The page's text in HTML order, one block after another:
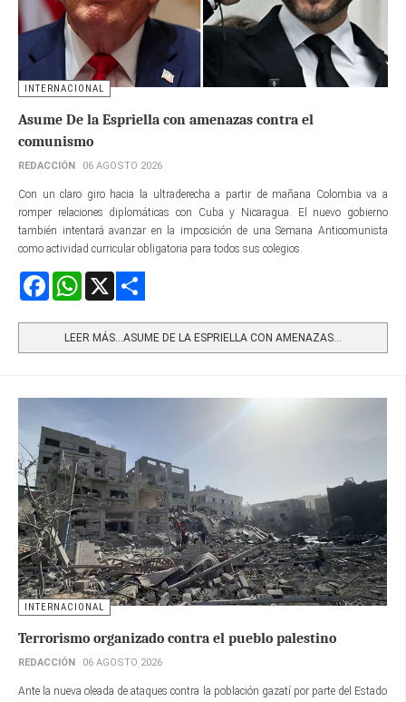
INTERNACIONAL
Asume De la Espriella con amenazas contra el
comunismo
REDACCIÓN 06 AGOSTO 2026
Con un claro giro hacia la ultraderecha a partir de mañana Colombia va a
romper relaciones diplomáticas con Cuba y Nicaragua. El nuevo gobierno
también intentará avanzar en la imposición de una Semana Anticomunista
como actividad curricular obligatoria para todos sus colegios.
FacebookWhatsApp
LEER MÁS…ASUME DE LA ESPRIELLA CON AMENAZAS...
INTERNACIONAL
Terrorismo organizado contra el pueblo palestino
REDACCIÓN 06 AGOSTO 2026
Ante la nueva oleada de ataques contra la población gazatí por parte del Estado